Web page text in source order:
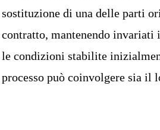
sostituzione di una delle parti
contratto, mantenendo invariati
le condizioni stabilite
processo può coinvolgere sia il